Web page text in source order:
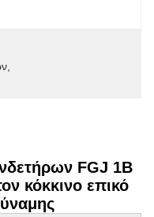
FGJ 1B
κόκκινο επικό